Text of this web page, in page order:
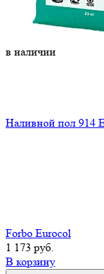
в наличии
Наливной пол 914
Forbo Eurocol
1 173 руб.
В корзину